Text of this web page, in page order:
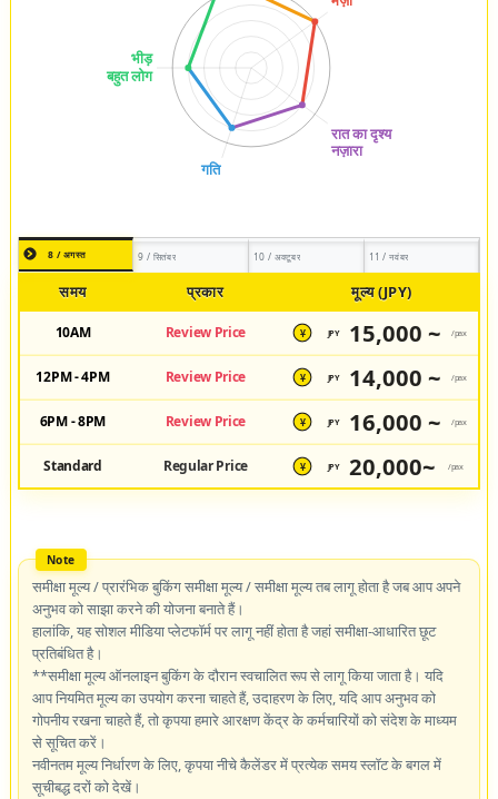
8 / अगस्त 9 / सितंबर 10 / अक्टूबर 11 / नवंबर
समय प्रकार मूल्य (JPY)
10AM Review Price ¥ JPY 15,000 ~ /pax
12PM - 4PM Review Price ¥ JPY 14,000 ~ /pax
6PM - 8PM Review Price ¥ JPY 16,000 ~ /pax
Standard Regular Price ¥ JPY 20,000~ /pax
समीक्षा मूल्य / प्रारंभिक बुकिंग समीक्षा मूल्य / समीक्षा मूल्य तब लागू होता है जब आप अपने
अनुभव को साझा करने की योजना बनाते हैं।
हालांकि, यह सोशल मीडिया प्लेटफॉर्म पर लागू नहीं होता है जहां समीक्षा-आधारित छूट
प्रतिबंधित है।
**समीक्षा मूल्य ऑनलाइन बुकिंग के दौरान स्वचालित रूप से लागू किया जाता है। यदि
आप नियमित मूल्य का उपयोग करना चाहते हैं, उदाहरण के लिए, यदि आप अनुभव को
गोपनीय रखना चाहते हैं, तो कृपया हमारे आरक्षण केंद्र के कर्मचारियों को संदेश के माध्यम
से सूचित करें।
नवीनतम मूल्य निर्धारण के लिए, कृपया नीचे कैलेंडर में प्रत्येक समय स्लॉट के बगल में
सूचीबद्ध दरों को देखें।